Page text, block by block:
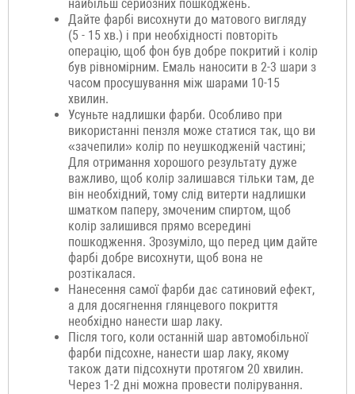
найбільш серйозних пошкоджень.
Дайте фарбі висохнути до матового вигляду
(5 - 15 хв.) і при необхідності повторіть
операцію, щоб фон був добре покритий і колір
був рівномірним. Емаль наносити в 2-3 шари з
часом просушування між шарами 10-15
хвилин.
Усуньте надлишки фарби. Особливо при
використанні пензля може статися так, що ви
«зачепили» колір по неушкодженій частині;
Для отримання хорошого результату дуже
важливо, щоб колір залишався тільки там, де
він необхідний, тому слід витерти надлишки
шматком паперу, змоченим спиртом, щоб
колір залишився прямо всередині
пошкодження. Зрозуміло, що перед цим дайте
фарбі добре висохнути, щоб вона не
розтікалася.
Нанесення самої фарби дає сатиновий ефект,
а для досягнення глянцевого покриття
необхідно нанести шар лаку.
Після того, коли останній шар автомобільної
фарби підсохне, нанести шар лаку, якому
також дати підсохнути протягом 20 хвилин.
Через 1-2 дні можна провести полірування.